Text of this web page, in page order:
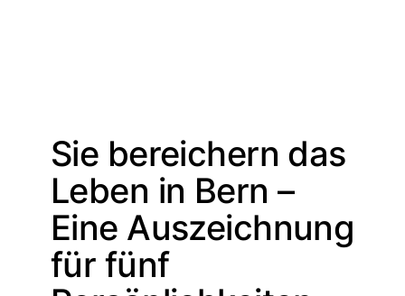
Sie bereichern das
Leben in Bern –
Eine Auszeichnung
für fünf